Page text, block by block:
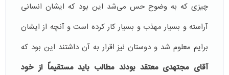
چیزی که به وضوح حس می‌شد این بود که ایشان انسانی
آراسته و بسیار مهذب و بسیار کار کرده است و آنچه از ایشان
برایم معلوم شد و دوستان نیز اقرار به آن داشتند این بود که
آقای مجتهدی معتقد بودند مطالب باید مستقیماً از خود